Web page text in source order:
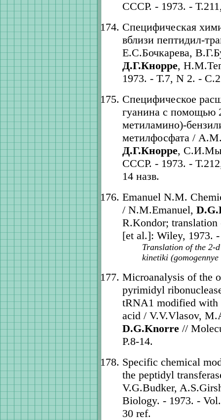
СССР. - 1973. -
Специфическая
вблизи пептидил-
Е.С.Бочкарева,
Д.Г.Кнорре,
1973. - Т.7, N 2. -
Специфическое
гуанина с помощью
метиламино)-
метилфосфата /
Д.Г.Кнорре,
СССР. - 1973. -
14 назв.
Emanuel N.M.
/ N.M.Emanuel,
R.Kondor;
[et al.]: Wiley, 1973.
Translation of the 2-
kinetiki
Microanalysis of the
pyrimidyl
tRNA1 modified with
acid / V.V.Vlasov,
D.G.Knorre //
P.8-14.
Specific chemical
the peptidyl
V.G.Budker,
Biology. - 1973. -
30 ref.